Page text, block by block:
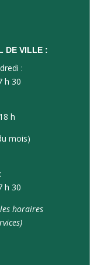
DE VILLE :
:
h 30
h
mois)
h 30
horaires